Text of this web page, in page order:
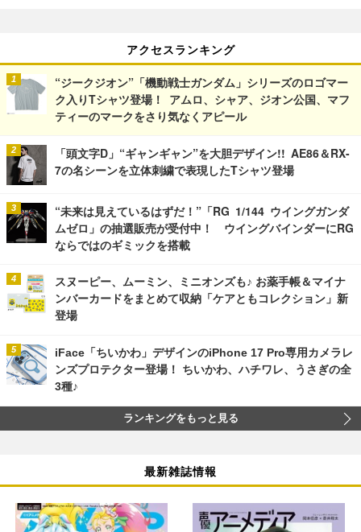
アクセスランキング
“ジークジオン”「機動戦士ガンダム」シリーズのロゴマー
ク入りTシャツ登場！ アムロ、シャア、ジオン公国、マフ
ティーのマークをさり気なくアピール
「頭文字D」“ギャンギャン”を大胆デザイン!! AE86＆RX-
7の名シーンを立体刺繍で表現したTシャツ登場
“未来は見えているはずだ！”「RG 1/144 ウイングガンダ
ムゼロ」の抽選販売が受付中！ ウイングバインダーにRG
ならではのギミックを搭載
スヌーピー、ムーミン、ミニオンズも♪ お薬手帳＆マイナ
ンバーカードをまとめて収納「ケアともコレクション」新
登場
iFace「ちいかわ」デザインのiPhone 17 Pro専用カメラレ
ンズプロテクター登場！ ちいかわ、ハチワレ、うさぎの全
3種♪
ランキングをもっと見る
最新雑誌情報